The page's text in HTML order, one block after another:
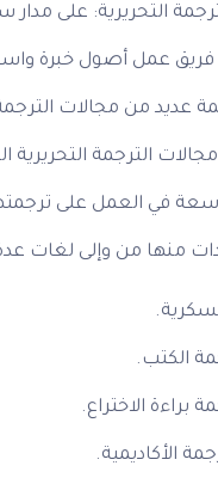
التحريرية: على
عمل أصول خبرة
عديد من مجالات الترجمة
الترجمة التحريرية
في العمل على
منها من وإلى لغات
الكتب.
براءة الاختراع.
الأكاديمية.